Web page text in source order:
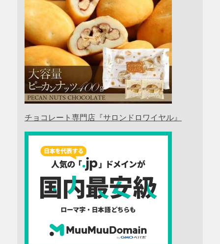
チョコレート専門店『サロンドロワイヤル』